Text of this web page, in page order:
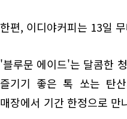
한편, 이디야커피는 13일
'블루문 에이드'는 달콤한
즐기기 좋은 톡 쏘는 탄
매장에서 기간 한정으로 만